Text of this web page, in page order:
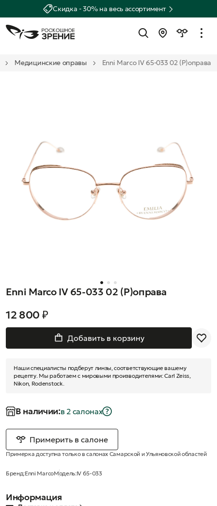
Скидка - 30% на весь ассортимент
Медицинские оправы Enni Marco IV 65-033 02 (Р)оправа
Enni Marco IV 65-033 02 (Р)оправа
12 800 ₽
Добавить в корзину
Наши специалисты подберут линзы, соответствующие вашему
рецепту. Мы работаем с мировыми производителями: Carl Zeiss,
Nikon, Rodenstock.
В наличии:в 2 салонах
Примерить в салоне
Примерка доступна только в салонах Самарской и Ульяновской областей
Бренд:Enni MarcoМодель:IV 65-033
Информация